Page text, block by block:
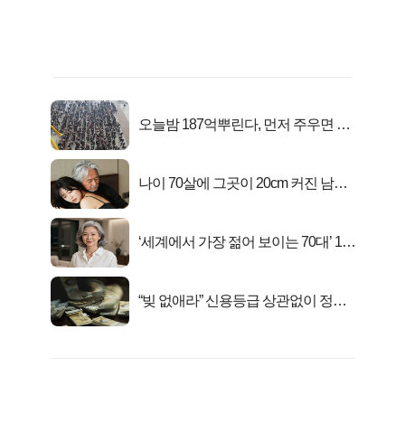
오늘밤 187억뿌린다, 먼저 주우면 최
나이 70살에 그곳이 20cm 커진 남자..
‘세계에서 가장 젊어 보이는 70대’ 1위
“빚 없애라” 신용등급 상관없이 정부